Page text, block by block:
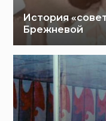
История
Брежневой